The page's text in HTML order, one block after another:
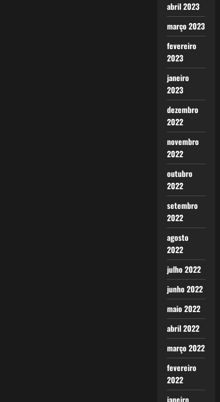
abril 2023
março 2023
fevereiro
2023
janeiro
2023
dezembro
2022
novembro
2022
outubro
2022
setembro
2022
agosto
2022
julho 2022
junho 2022
maio 2022
abril 2022
março 2022
fevereiro
2022
janeiro